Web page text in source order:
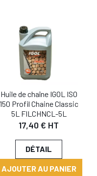
Huile de chaîne IGOL ISO
150 Profil Chaine Classic
5L FILCHNCL-5L
17,40 € HT
DÉTAIL
AJOUTER AU PANIER